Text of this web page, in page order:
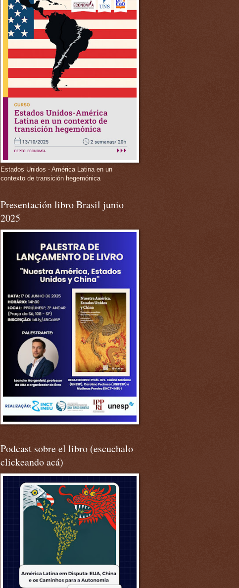
Estados Unidos - América Latina en un
contexto de transición hegemónica
Presentación libro Brasil junio
2025
Podcast sobre el libro (escuchalo
clickeando acá)